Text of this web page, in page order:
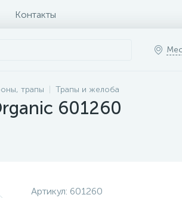
Контакты
трапы Трапы и желоба
601260
Артикул: 601260